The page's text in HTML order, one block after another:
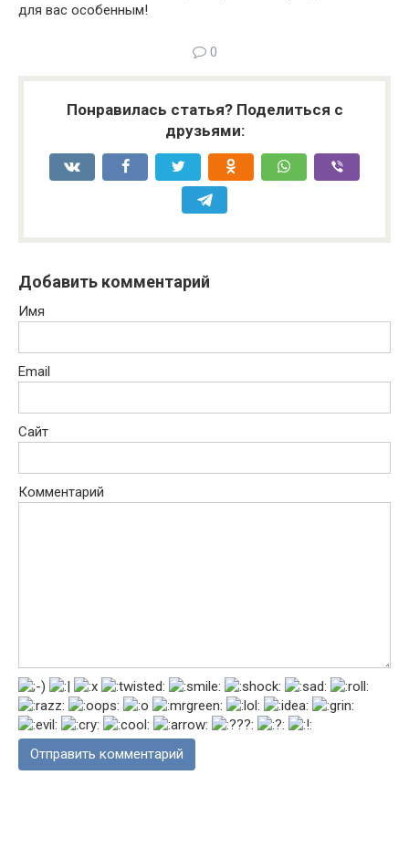
для вас особенным!
0
Понравилась статья? Поделиться с
друзьями:
Добавить комментарий
Имя
Email
Сайт
Комментарий